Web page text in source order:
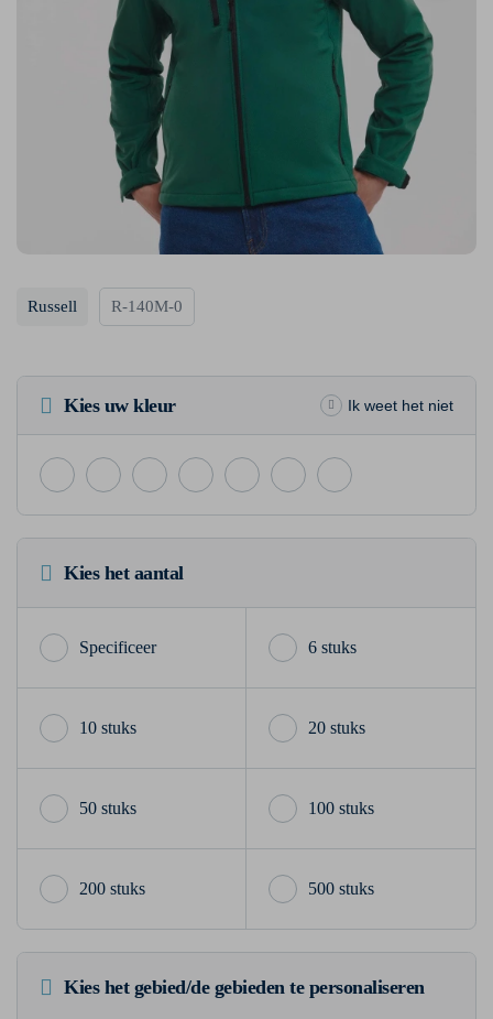
Russell R-140M-0
Kies uw kleur Ik weet het niet
Kies het aantal
6 stuks
10 stuks 20 stuks
50 stuks 100 stuks
200 stuks 500 stuks
Kies het gebied/de gebieden te personaliseren